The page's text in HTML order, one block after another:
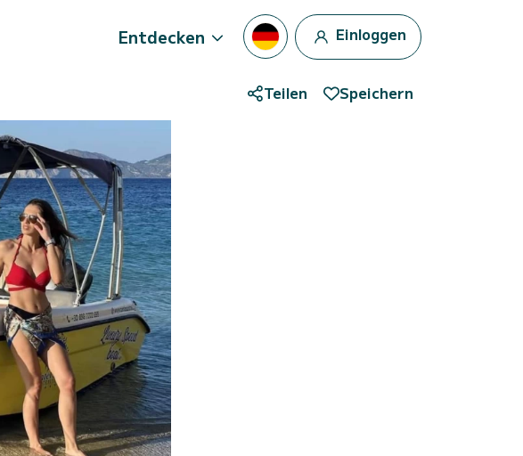
Entdecken Einloggen
Teilen Speichern